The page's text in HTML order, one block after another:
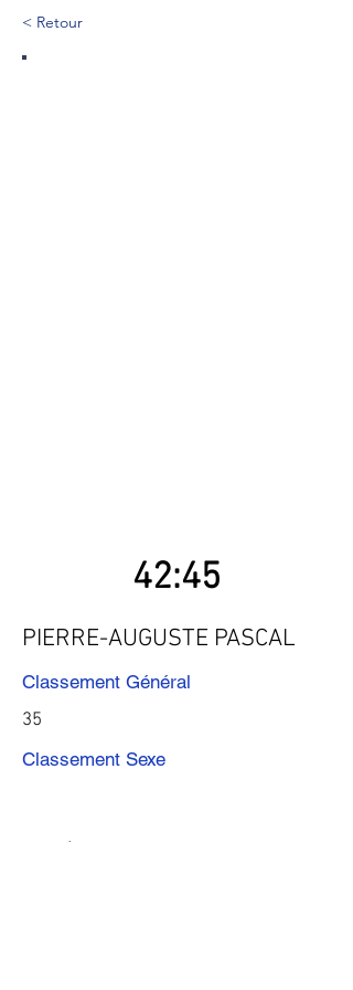
< Retour
42:45
PIERRE-AUGUSTE PASCAL
Classement Général
35
Classement Sexe
Précédent